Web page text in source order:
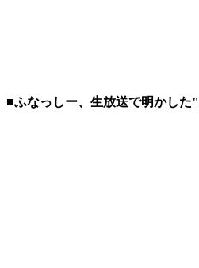
■ふなっしー、生放送で明かし